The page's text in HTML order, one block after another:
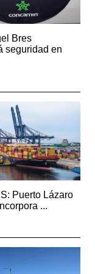
Bres
seguridad en
Puerto Lázaro
...
México y Vía
...
espacio en el
...
México refuerza